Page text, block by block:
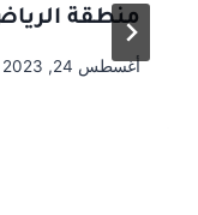
منطقة
أغسطس 24, 2023